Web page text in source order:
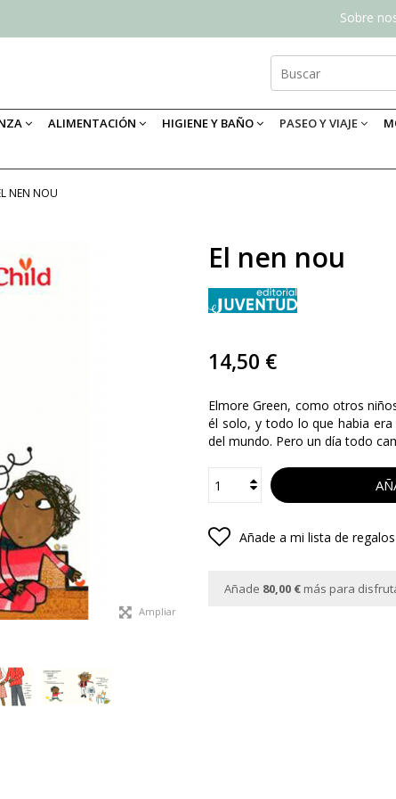
Sobre
ALIMENTACIÓN HIGIENE Y BAÑO PASEO Y VIAJE
NEN NOU
Ampliar
El nen nou
14,50 €
Elmore Green, como otros
él solo, y todo lo que habia era
del mundo. Pero un día todo
Añade a mi lista de regalos
Añade 80,00 € más para